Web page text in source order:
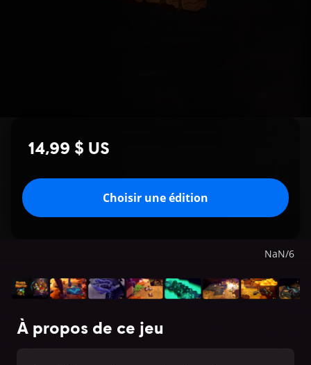
14,99 $ US
Choisir une édition
NaN/6
À propos de ce jeu